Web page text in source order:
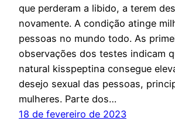
que perderam a libido, a terem
novamente. A condição atinge
pessoas no mundo todo. As
observações dos testes indicam
natural kisspeptina consegue
desejo sexual das pessoas,
mulheres. Parte dos…
18 de fevereiro de 2023